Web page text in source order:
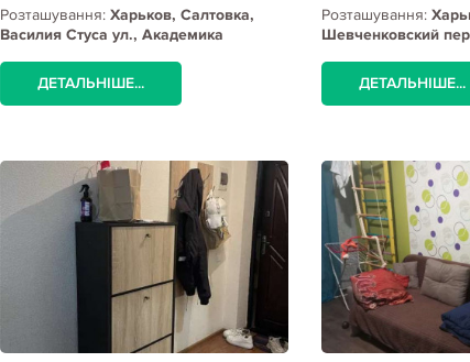
Розташування: Харьков, Салтовка,
Василия Стуса ул., Академика
ДЕТАЛЬНІШЕ...
Розташування:
Шевченковский
ДЕТАЛЬНІШЕ...